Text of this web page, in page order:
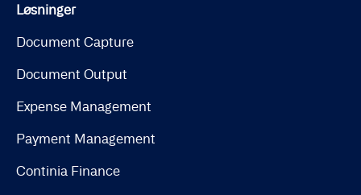
Løsninger
Document Capture
Document Output
Expense Management
Payment Management
Continia Finance